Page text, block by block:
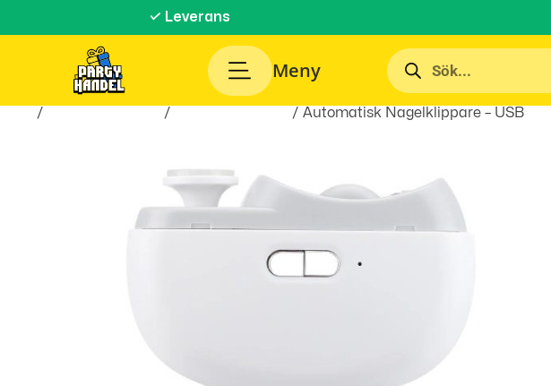
✓ Leverans
Meny
/ / / Automatisk Nagelklippare – USB